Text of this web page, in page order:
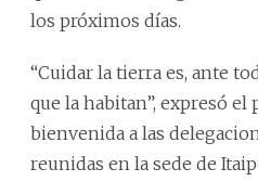
los próximos días.
“Cuidar la tierra es, ante
que la habitan”, expresó el
bienvenida a las
reunidas en la sede de